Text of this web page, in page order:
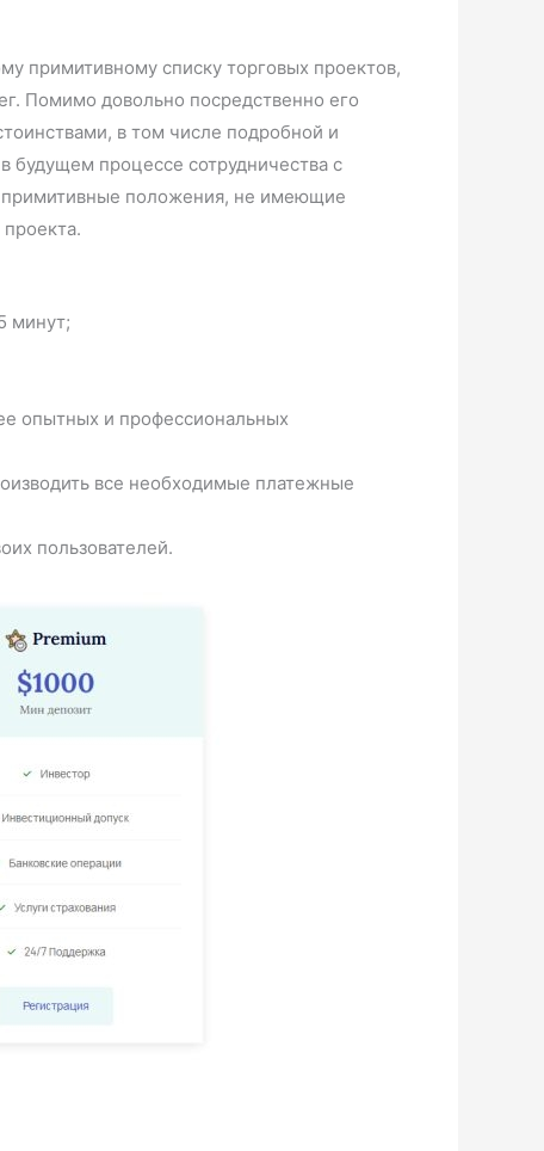
примитивному списку торговых проектов,
Помимо довольно посредственно его
в том числе подробной и
будущем процессе сотрудничества с
примитивные положения, не имеющие
минут;
опытных и профессиональных
все необходимые платежные
пользователей.